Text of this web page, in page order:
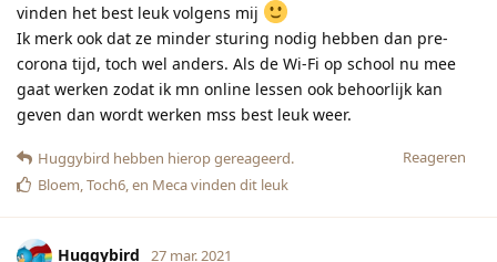
vinden het best leuk volgens mij
Ik merk ook dat ze minder sturing nodig hebben dan pre-
corona tijd, toch wel anders. Als de Wi-Fi op school nu mee
gaat werken zodat ik mn online lessen ook behoorlijk kan
geven dan wordt werken mss best leuk weer.
Reageren
Huggybird hebben hierop gereageerd.
Bloem,Toch6, en Mecavinden dit leuk
Huggybird 27 mar. 2021